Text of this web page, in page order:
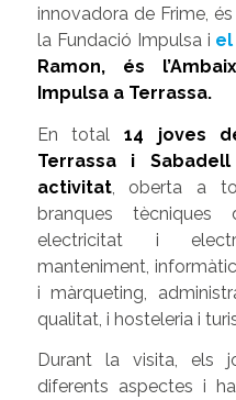
innovadora de Frime,
la Fundació Impulsa i el
Ramon, és
Impulsa a Terrassa.
En total 14 joves
Terrassa i
activitat, oberta a
branques tècniques
electricitat i
manteniment,
i màrqueting,
qualitat, i hosteleria i
Durant la visita, els
diferents aspectes i